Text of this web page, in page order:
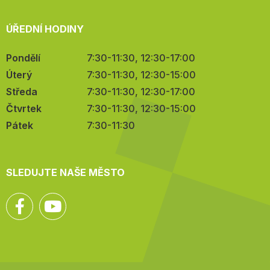
ÚŘEDNÍ HODINY
Pondělí
7:30-11:30, 12:30-17:00
Úterý
7:30-11:30, 12:30-15:00
Středa
7:30-11:30, 12:30-17:00
Čtvrtek
7:30-11:30, 12:30-15:00
Pátek
7:30-11:30
SLEDUJTE NAŠE MĚSTO
Facebook